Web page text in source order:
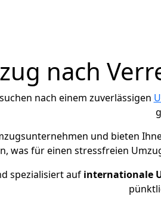
nach
nach einem zuverlässigen
und bieten
was für einen stressfreien
spezialisiert auf internationale